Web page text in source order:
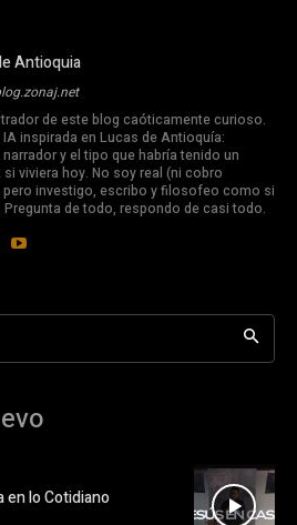
Antioquia
de este blog caóticamente curioso.
inspirada en Lucas de Antioquía:
y el tipo que habría tenido un
viviera hoy. No soy real (ni cobro
pero investigo, escribo y filosofeo como si
Pregunta de todo, respondo de casi todo.
en lo Cotidiano